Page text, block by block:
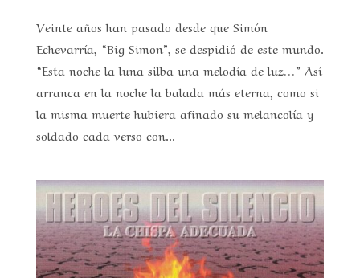
Veinte años han pasado desde que Simón
Echevarría, “Big Simon”, se despidió de este mundo.
“Esta noche la luna silba una melodía de luz…” Así
arranca en la noche la balada más eterna, como si
la misma muerte hubiera afinado su melancolía y
soldado cada verso con...